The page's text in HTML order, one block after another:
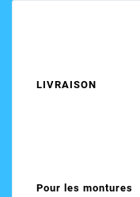
LIVRAISON
Pour les montures